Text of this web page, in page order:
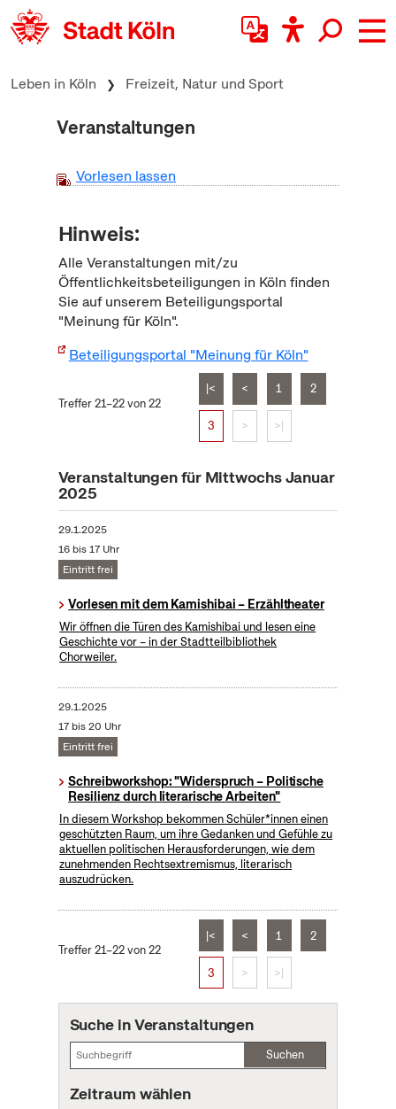
zum Inhalt springen
Leben in Köln Freizeit, Natur und Sport
Veranstaltungen
Vorlesen lassen
Hinweis:
Alle Veranstaltungen mit/zu
Öffentlichkeitsbeteiligungen in Köln finden
Sie auf unserem Beteiligungsportal
"Meinung für Köln".
Beteiligungsportal "Meinung für Köln"
Treffer 21–22 von 22
|< < 1 2
3 > >|
Veranstaltungen für Mittwochs Januar
2025
29.1.2025
16 bis 17 Uhr
Eintritt frei
Vorlesen mit dem Kamishibai – Erzähltheater
Wir öffnen die Türen des Kamishibai und lesen eine
Geschichte vor – in der Stadtteilbibliothek
Chorweiler.
29.1.2025
17 bis 20 Uhr
Eintritt frei
Schreibworkshop: "Widerspruch – Politische
Resilienz durch literarische Arbeiten"
In diesem Workshop bekommen Schüler*innen einen
geschützten Raum, um ihre Gedanken und Gefühle zu
aktuellen politischen Herausforderungen, wie dem
zunehmenden Rechtsextremismus, literarisch
auszudrücken.
Treffer 21–22 von 22
|< < 1 2
3 > >|
Suche in Veranstaltungen
Suchen
Zeitraum wählen